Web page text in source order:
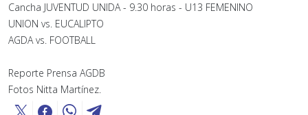
Cancha JUVENTUD UNIDA - 9.30 horas - U13 FEMENINO
UNION vs. EUCALIPTO
AGDA vs. FOOTBALL
Reporte Prensa AGDB
Fotos Nitta Martínez.